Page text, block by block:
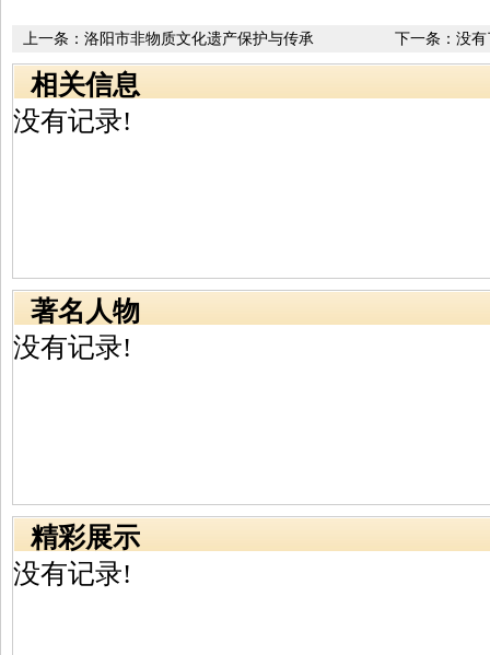
下一条：没有
上一条： 洛阳市非物质文化遗产保护与传承
相关信息
没有记录!
著名人物
没有记录!
精彩展示
没有记录!